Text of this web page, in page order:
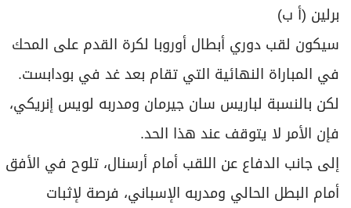
برلين (أ ب)
سيكون لقب دوري أبطال أوروبا لكرة القدم على المحك
في المباراة النهائية التي تقام بعد غد في بودابست.
لكن بالنسبة لباريس سان جيرمان ومدربه لويس إنريكي،
فإن الأمر لا يتوقف عند هذا الحد.
إلى جانب الدفاع عن اللقب أمام أرسنال، تلوح في الأفق
أمام البطل الحالي ومدربه الإسباني، فرصة لإثبات